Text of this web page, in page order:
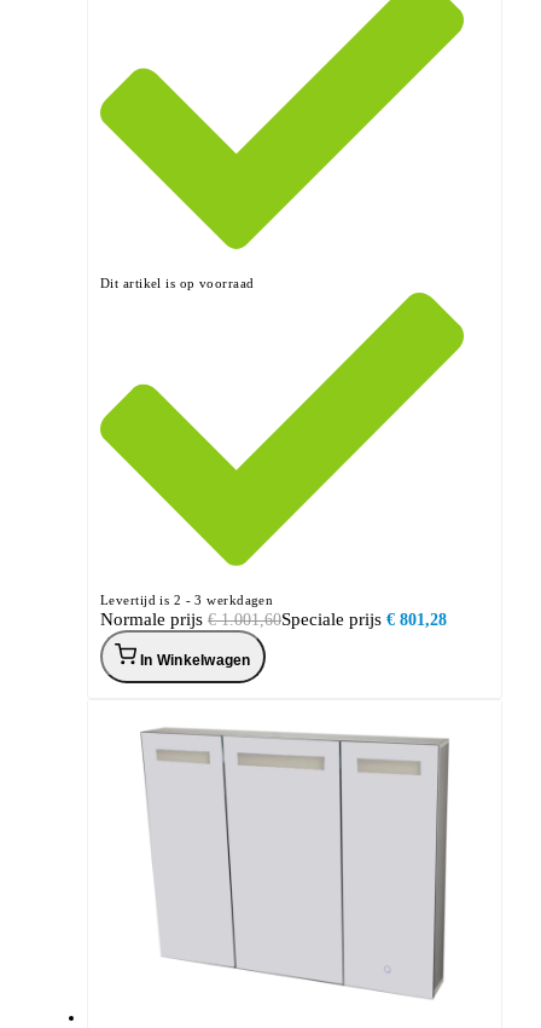
Dit artikel is op voorraad
Levertijd is 2 - 3 werkdagen
Speciale prijs € 801,28
Normale prijs € 1.001,60
In Winkelwagen